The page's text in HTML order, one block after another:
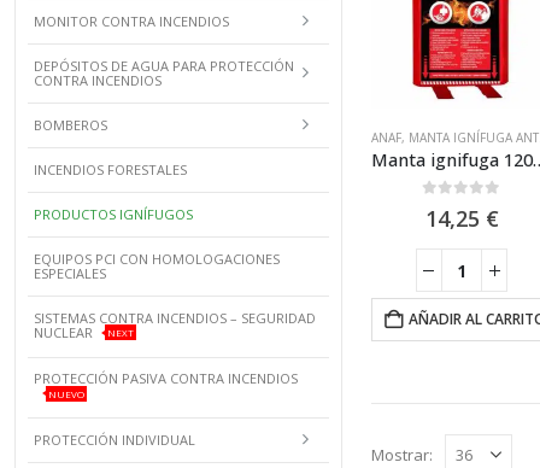
ANAF, MANTA IGNÍFUGA ANTI-FUEGO
Manta ignifuga
14,25 €
AÑADIR AL
Mostrar:
MONITOR CONTRA INCENDIOS
DEPÓSITOS DE AGUA PARA PROTECCIÓN
CONTRA INCENDIOS
BOMBEROS
INCENDIOS FORESTALES
PRODUCTOS IGNÍFUGOS
EQUIPOS PCI CON HOMOLOGACIONES
ESPECIALES
SISTEMAS CONTRA INCENDIOS – SEGURIDAD
NUCLEAR
NEXT
PROTECCIÓN PASIVA CONTRA INCENDIOS
NUEVO
PROTECCIÓN INDIVIDUAL